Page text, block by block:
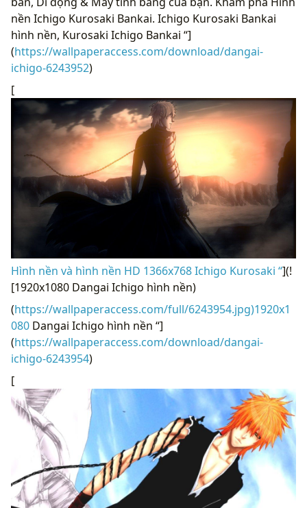
nền Ichigo Kurosaki Bankai. Ichigo Kurosaki Bankai
hình nền, Kurosaki Ichigo Bankai “]
(https://wallpaperaccess.com/download/dangai-
ichigo-6243952)
[
Hình nền và hình nền HD 1366x768 Ichigo Kurosaki “](!
[1920x1080 Dangai Ichigo hình nền)
(https://wallpaperaccess.com/full/6243954.jpg)1920x1
080 Dangai Ichigo hình nền “]
(https://wallpaperaccess.com/download/dangai-
ichigo-6243954)
[